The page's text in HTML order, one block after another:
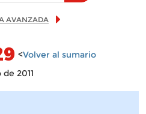
AVANZADA
<Volver al sumario
2011